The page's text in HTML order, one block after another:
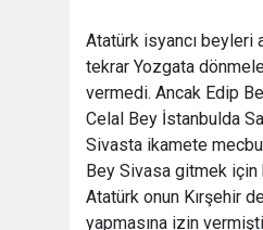
Atatürk isyancı beyleri
tekrar Yozgata
vermedi. Ancak Edip
Celal Bey İstanbulda
Sivasta ikamete
Bey Sivasa gitmek için
Atatürk onun Kırşehir
yapmasına izin